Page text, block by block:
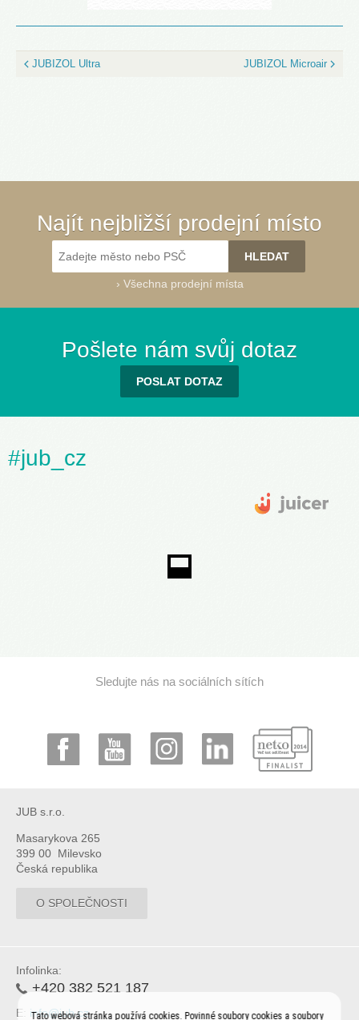
JUBIZOL Ultra JUBIZOL Microair
Najít nejbližší prodejní místo
› Všechna prodejní místa
Pošlete nám svůj dotaz
POSLAT DOTAZ
#jub_cz
Sledujte nás na sociálních sítích
JUB s.r.o.
Masarykova 265
399 00 Milevsko
Česká republika
O SPOLEČNOSTI
Infolinka:
+420 382 521 187
E: info@jub.cz
Tato webová stránka používá cookies. Povinné soubory cookies a soubory